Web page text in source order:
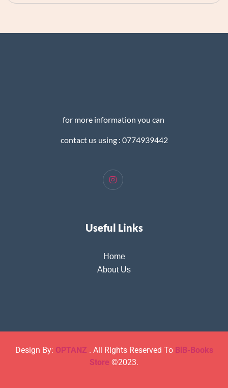
for more information you can
contact us using : 0774939442
Useful Links
Home
About Us
Design By: OPTANZ . All Rights Reserved To BiB-Books
Store ©2023.